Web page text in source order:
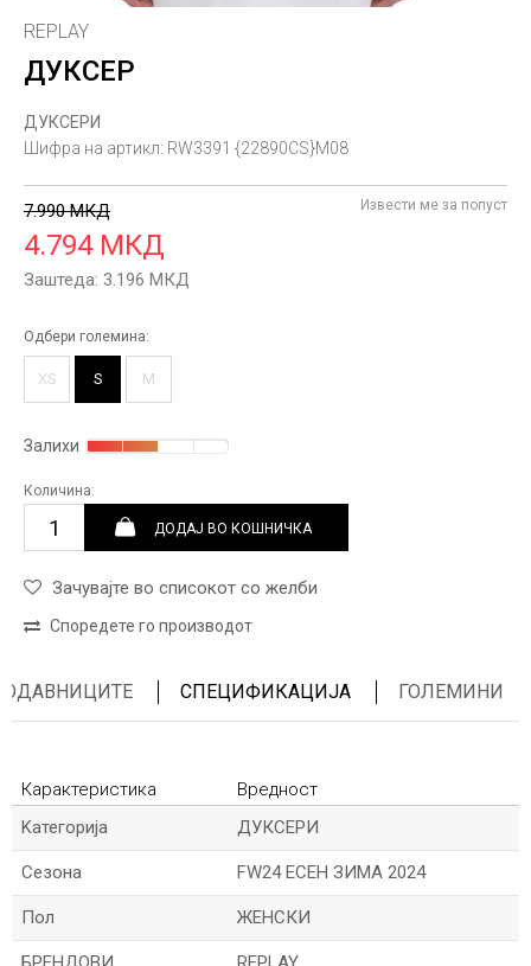
REPLAY
ДУКСЕР
ДУКСЕРИ
Шифра на артикл: RW3391 {22890CS}M08
7.990 МКД
4.794 МКД
Заштеда: 3.196 МКД
Извести ме за попуст
Одбери големина:
XS S M
Залихи
Количина:
ДОДАЈ ВО КОШНИЧКА
Зачувајте во списокот со желби
Споредете го производот
СПЕЦИФИКАЦИЈА ГОЛЕМИНИ
Карактеристика
Вредност
Kатегорија
ДУКСЕРИ
Сезона FW24 ЕСЕН ЗИМА 2024
Пол ЖЕНСКИ